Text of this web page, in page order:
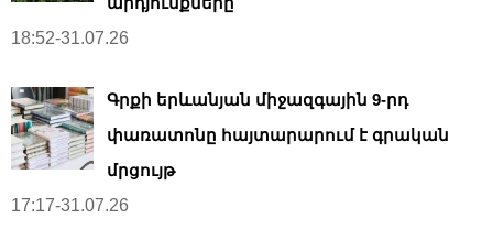
18:52-31.07.26
Գրքի երևանյան միջազգային 9-րդ
փառատոնը հայտարարում է գրական
մրցույթ
17:17-31.07.26